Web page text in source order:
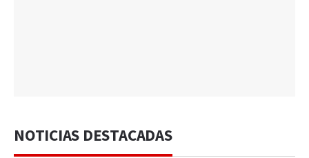
NOTICIAS DESTACADAS